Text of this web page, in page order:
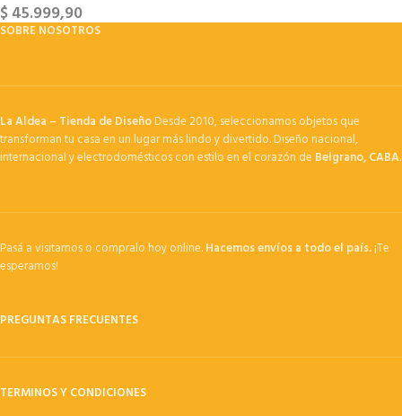
$45.999,90
SOBRE NOSOTROS
La Aldea – Tienda de DiseñoDesde 2010, seleccionamos objetos que
transforman tu casa en un lugar más lindo y divertido. Diseño nacional,
internacional y electrodomésticos con estilo en el corazón de Belgrano, CABA.
Pasá a visitarnos o compralo hoy online.Hacemos envíos a todo el país.¡Te
esperamos!
PREGUNTAS FRECUENTES
TERMINOS Y CONDICIONES